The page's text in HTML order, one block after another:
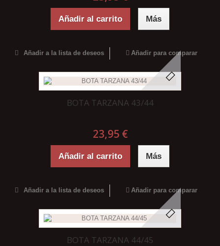
Añadir al carrito Más
Añadir a la lista de deseos Añadir para comparar
BOTA TARZANA 43/44
23,95 €
Añadir al carrito Más
Añadir a la lista de deseos Añadir para comparar
BOTA TARZANA 44/45